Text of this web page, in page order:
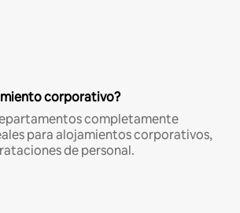
corporativo?
completamente
para alojamientos corporativos,
de personal.